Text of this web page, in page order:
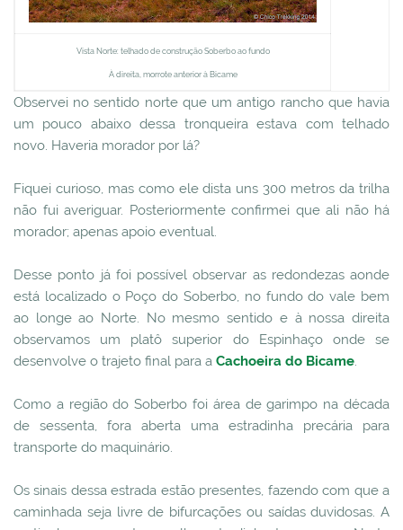
Vista Norte: telhado de construção Soberbo ao fundo
À direita, morrote anterior à Bicame
Observei no sentido norte que um antigo rancho que havia
um pouco abaixo dessa tronqueira estava com telhado
novo. Haveria morador por lá?
Fiquei curioso, mas como ele dista uns 300 metros da trilha
não fui averiguar. Posteriormente confirmei que ali não há
morador; apenas apoio eventual.
Desse ponto já foi possível observar as redondezas aonde
está localizado o Poço do Soberbo, no fundo do vale bem
ao longe ao Norte. No mesmo sentido e à nossa direita
observamos um platô superior do Espinhaço onde se
desenvolve o trajeto final para a Cachoeira do Bicame.
Como a região do Soberbo foi área de garimpo na década
de sessenta, fora aberta uma estradinha precária para
transporte do maquinário.
Os sinais dessa estrada estão presentes, fazendo com que a
caminhada seja livre de bifurcações ou saídas duvidosas. A